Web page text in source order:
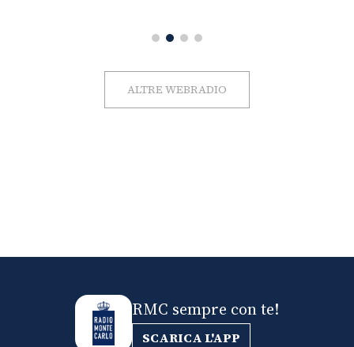
ALTRE WEBRADIO
RMC sempre con te!
SCARICA L'APP